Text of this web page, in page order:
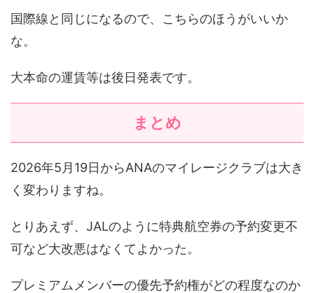
国際線と同じになるので、こちらのほうがいいか
な。
大本命の運賃等は後日発表です。
まとめ
2026年5月19日からANAのマイレージクラブは大き
く変わりますね。
とりあえず、JALのように特典航空券の予約変更不
可など大改悪はなくてよかった。
プレミアムメンバーの優先予約権がどの程度なのか